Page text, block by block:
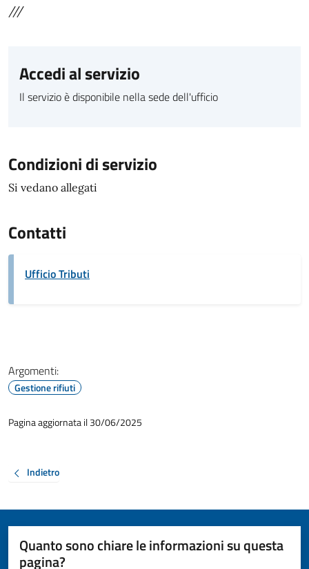
///
Accedi al servizio
Il servizio è disponibile nella sede dell'ufficio
Condizioni di servizio
Si vedano allegati
Contatti
Ufficio Tributi
Argomenti:
Gestione rifiuti
Pagina aggiornata il 30/06/2025
Indietro
Quanto sono chiare le informazioni su questa
pagina?